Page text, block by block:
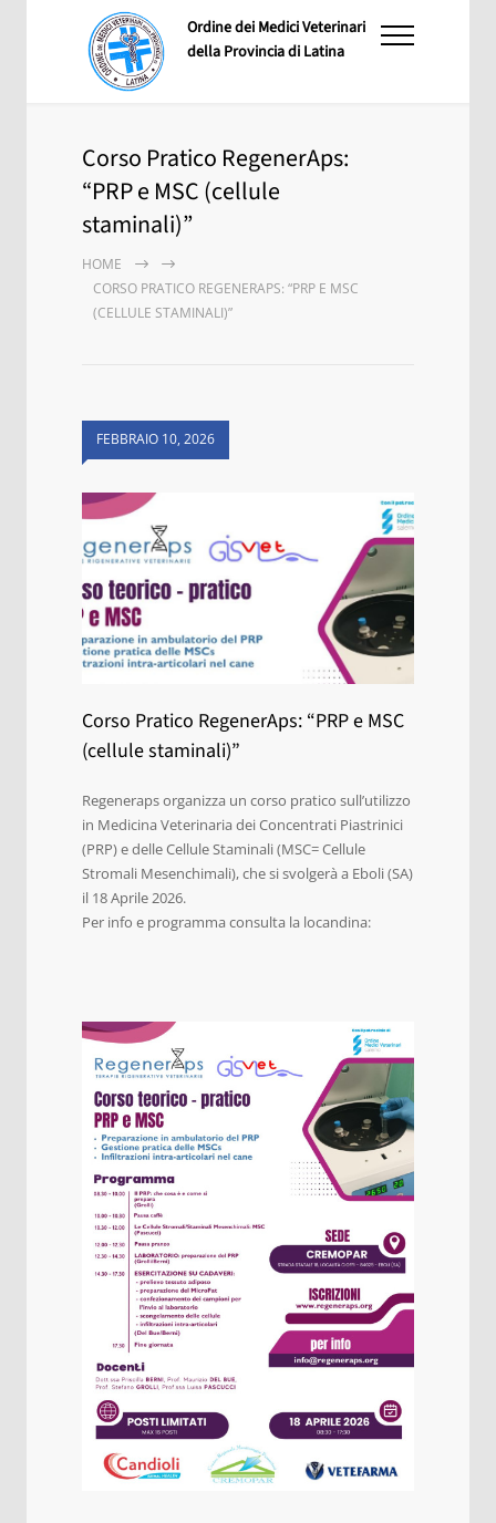
Ordine dei Medici Veterinari
della Provincia di Latina
Corso Pratico RegenerAps:
“PRP e MSC (cellule
staminali)”
HOME
CORSO PRATICO REGENERAPS: “PRP E MSC
(CELLULE STAMINALI)”
FEBBRAIO 10, 2026
Corso Pratico RegenerAps: “PRP e MSC
(cellule staminali)”
Regeneraps organizza un corso pratico sull’utilizzo
in Medicina Veterinaria dei Concentrati Piastrinici
(PRP) e delle Cellule Staminali (MSC= Cellule
Stromali Mesenchimali), che si svolgerà a Eboli (SA)
il 18 Aprile 2026.
Per info e programma consulta la locandina: